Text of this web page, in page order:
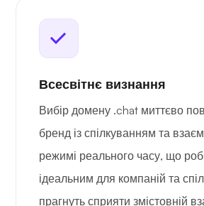
Всесвітнє визнання
Вибір домену .chat миттєво
бренд із спілкуванням та
режимі реального часу, що
ідеальним для компаній та
прагнуть сприяти змістовній